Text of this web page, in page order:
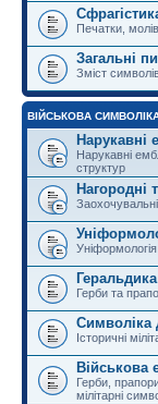
Печатки,
Загальні
Зміст
ВІЙСЬКОВА
Нарукавні
Нарукавні
структур
Нагородні
Герби та
Символіка
Історичні
Військова
Герби,
мілітарні